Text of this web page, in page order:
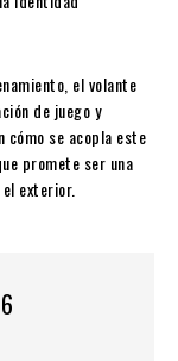
el volante
de juego y
cómo se acopla este
promete ser una
el exterior.